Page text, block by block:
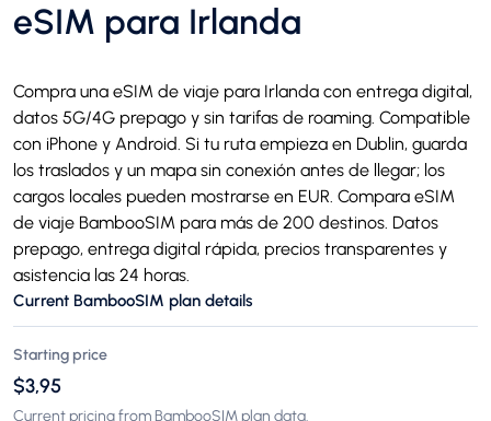
eSIM para Irlanda
Compra una eSIM de viaje para Irlanda con entrega digital,
datos 5G/4G prepago y sin tarifas de roaming. Compatible
con iPhone y Android. Si tu ruta empieza en Dublin, guarda
los traslados y un mapa sin conexión antes de llegar; los
cargos locales pueden mostrarse en EUR. Compara eSIM
de viaje BambooSIM para más de 200 destinos. Datos
prepago, entrega digital rápida, precios transparentes y
asistencia las 24 horas.
Current BambooSIM plan details
Starting price
$3,95
Current pricing from BambooSIM plan data.